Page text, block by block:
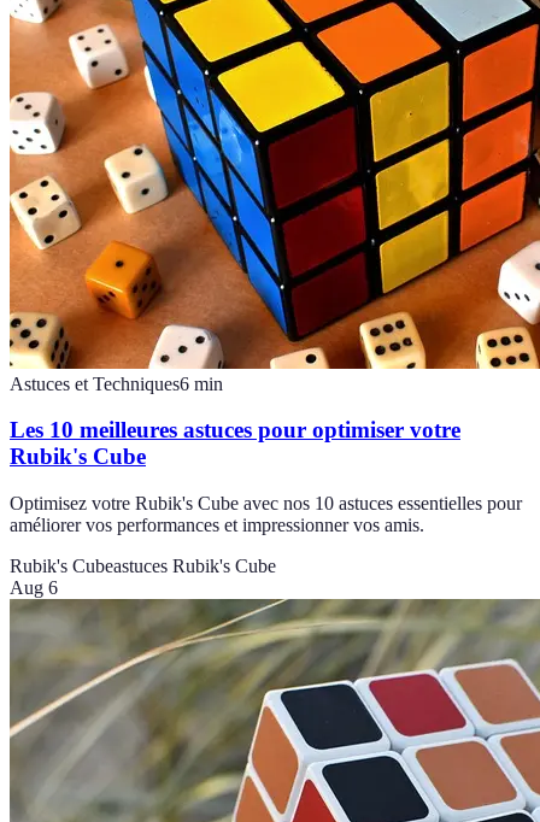
Astuces et Techniques6 min
Les 10 meilleures astuces pour optimiser votre
Rubik's Cube
Optimisez votre Rubik's Cube avec nos 10 astuces essentielles pour
améliorer vos performances et impressionner vos amis.
Rubik's Cubeastuces Rubik's Cube
Aug 6